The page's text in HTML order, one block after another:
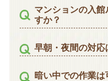
マンションの入館
すか？
早朝・夜間の対応
暗い中での作業